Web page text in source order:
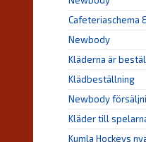
Cafeteriaschema
Newbody
Kläderna är
Klädbeställning
Newbody
Kläder till
Kumla Hockeys